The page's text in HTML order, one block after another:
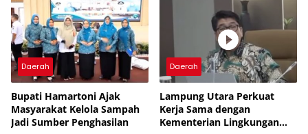
Daerah
Bupati Hamartoni Ajak
Masyarakat Kelola Sampah
Jadi Sumber Penghasilan
Daerah
Lampung Utara Perkuat
Kerja Sama dengan
Kementerian Lingkungan